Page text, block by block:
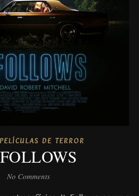
PELÍCULAS DE TERROR
No Comments